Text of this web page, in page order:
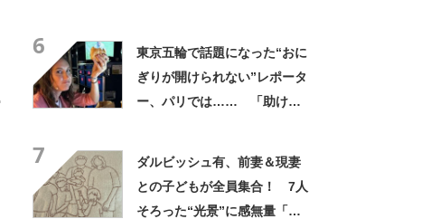
6
東京五輪で話題になった“おに
ぎりが開けられない”レポータ
ー、パリでは…… 「助け
7
ダルビッシュ有、前妻＆現妻
との子どもが全員集合！ 7人
そろった“光景”に感無量「本